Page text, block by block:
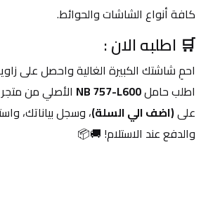
كافة أنواع الشاشات والحوائط.
🛒 اطلبه الان :
اطلب حامل NB 757-L600 الأصلي من متجر
على (اضف الي السلة)
والدفع عند الاستلام! 🚚📦